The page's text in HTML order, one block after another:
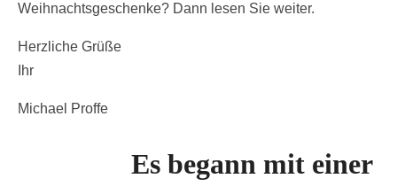
Weihnachtsgeschenke? Dann lesen Sie weiter.
Herzliche Grüße
Ihr
Michael Proffe
Es begann mit einer